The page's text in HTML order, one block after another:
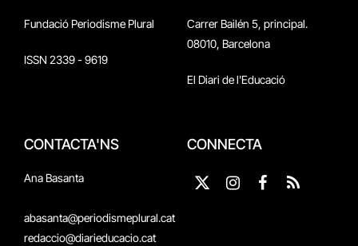
Fundació Periodisme Plural
ISSN 2339 - 9619
Carrer Bailén 5, principal.
08010, Barcelona
El Diari de l'Educació
CONTACTA'NS
Ana Basanta
abasanta@periodismeplural.cat
redaccio@diarieducacio.cat
CONNECTA
X
Instagram
Facebook
RSS